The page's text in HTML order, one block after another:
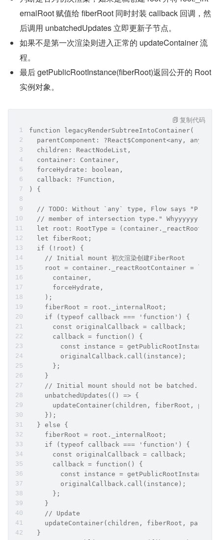
ernalRoot 赋值给 fiberRoot 同时封装 callback 回调，然
后调用 unbatchedUpdates 立即更新子节点。
如果不是第一次渲染则进入正常的 updateContainer 流
程。
最后 getPublicRootInstance(fiberRoot)返回公开的 Root
实例对象。
function legacyRenderSubtreeIntoContainer(
  parentComponent: ?React$Component<any, any>,
  children: ReactNodeList,
  container: Container,
  forceHydrate: boolean,
  callback: ?Function,
) {
// TODO: Without `any` type, Flow says
  // member of intersection type." Whyyyyyy.
let root: RootType =
  let fiberRoot;
  if (!root) {
    // Initial mount 初次渲染创建FiberRoot
root = container._reactRootContainer =
      container,
      forceHydrate,
    );
    fiberRoot = root._internalRoot;
    if (typeof callback === 'function') {
      const originalCallback = callback;
      callback = function() {
const instance =
        originalCallback.call(instance);
      };
    }
    // Initial mount should not be batched.
    unbatchedUpdates(() => {
updateContainer(children, fiberRoot,
    });
  } else {
    fiberRoot = root._internalRoot;
    if (typeof callback === 'function') {
      const originalCallback = callback;
      callback = function() {
const instance =
        originalCallback.call(instance);
      };
    }
    // Update
updateContainer(children, fiberRoot,
  }
复制代码